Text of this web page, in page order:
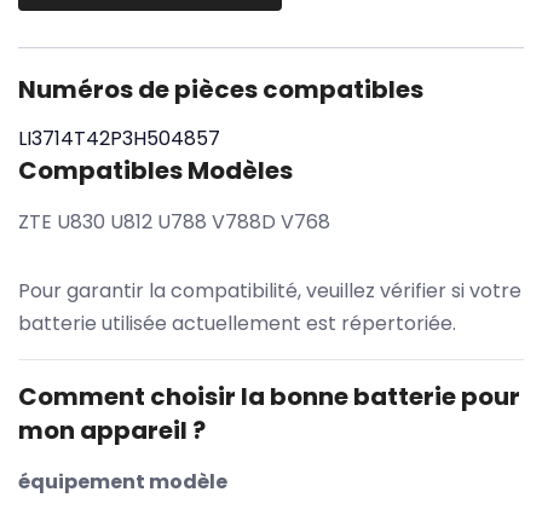
Numéros de pièces compatibles
LI3714T42P3H504857
Compatibles Modèles
ZTE U830 U812 U788 V788D V768
Pour garantir la compatibilité, veuillez vérifier si votre
batterie utilisée actuellement est répertoriée.
Comment choisir la bonne batterie pour
mon appareil ?
équipement modèle